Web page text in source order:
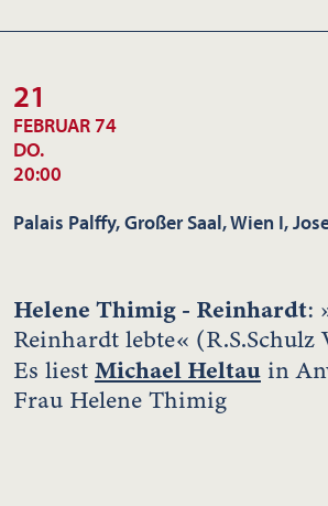
21
FEBRUAR 74
DO.
20:00
Palais Palffy, Großer Saal, Wien I,
Helene Thimig - Reinhardt:
Reinhardt lebte« (R.S.Schulz
Es liest Michael Heltau in
Frau Helene Thimig